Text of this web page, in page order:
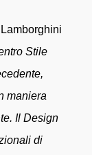
Stile
maniera
Il Design
di